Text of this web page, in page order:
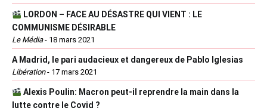
LORDON – FACE AU DÉSASTRE QUI VIENT : LE
COMMUNISME DÉSIRABLE
Le Média- 18 mars 2021
A Madrid, le pari audacieux et dangereux de Pablo Iglesias
Libération- 17 mars 2021
Alexis Poulin: Macron peut-il reprendre la main dans la
lutte contre le Covid ?